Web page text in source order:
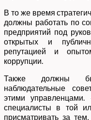
В то же время
должны работать по
предприятий под
открытых и
репутацией и
коррупции.
Также должны
наблюдательные
этими
специалисты в той
присматривать за